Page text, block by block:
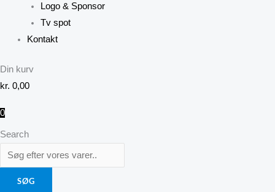
Logo & Sponsor
Tv spot
Kontakt
Din kurv
kr. 0,00
0
Search
SØG